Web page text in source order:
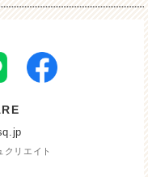
リエイト